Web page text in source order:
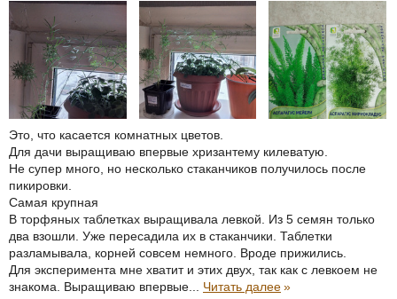
Это, что касается комнатных цветов.
Для дачи выращиваю впервые хризантему килеватую.
Не супер много, но несколько стаканчиков получилось после
пикировки.
Самая крупная
В торфяных таблетках выращивала левкой. Из 5 семян только
два взошли. Уже пересадила их в стаканчики. Таблетки
разламывала, корней совсем немного. Вроде прижились.
Для эксперимента мне хватит и этих двух, так как с левкоем не
знакома. Выращиваю впервые... Читать далее»